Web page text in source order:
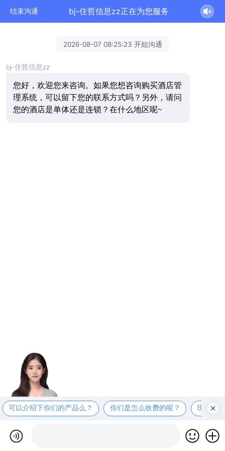
结束沟通 bj-住哲信息zz正在为您服务
2026-08-07 08:25:23 开始沟通
bj-住哲信息zz
您好，欢迎您来咨询。如果您想咨询购买酒店管
理系统，可以留下您的联系方式吗？另外，请问
您的酒店是单体还是连锁？在什么地区呢~
可以介绍下你们的产品么？ 你们是怎么收费的呢？ 现在有